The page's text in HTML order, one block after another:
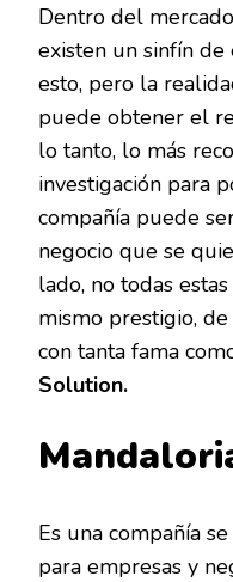
Dentro del
existen un sinfín de
esto, pero la
puede obtener el
lo tanto, lo más
investigación para
compañía puede
negocio que se
lado, no todas
mismo prestigio,
con tanta fama
Solution.
Es una compañía
para empresas y